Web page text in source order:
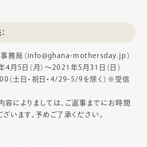
務局（info@ghana-mothersday.jp）
月5日（月）～2021年5月31日（日）
土日・祝日・4/29-5/9を除く）※受信
によりましては、ご返事までにお時間
います。予めご了承ください。